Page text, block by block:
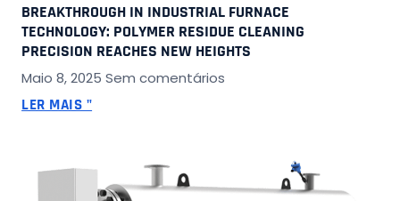
BREAKTHROUGH IN INDUSTRIAL FURNACE
TECHNOLOGY: POLYMER RESIDUE CLEANING
PRECISION REACHES NEW HEIGHTS
Maio 8, 2025Sem comentários
LER MAIS "